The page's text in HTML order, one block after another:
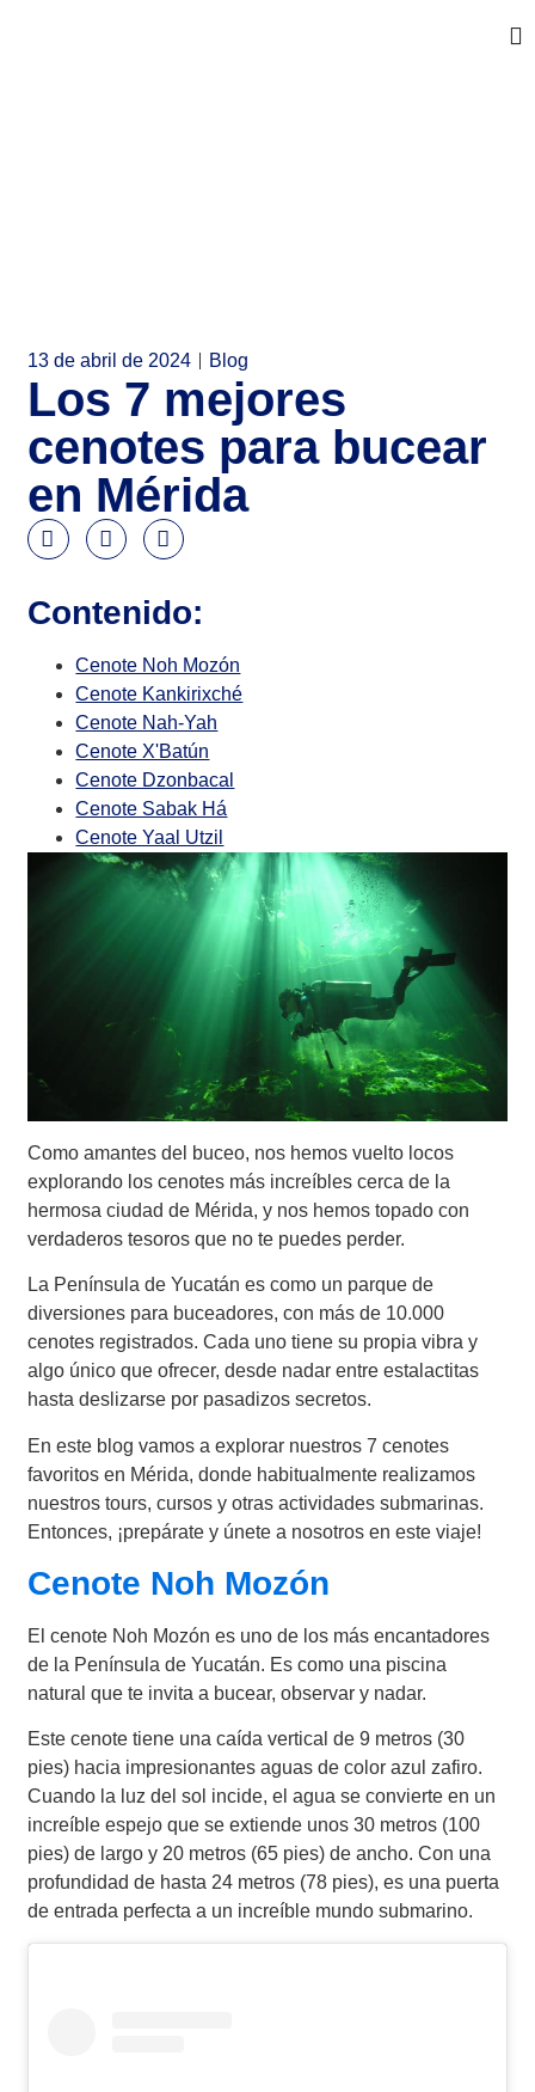
13 de abril de 2024 Blog
Los 7 mejores
cenotes para bucear
en Mérida
Contenido:
Cenote Noh Mozón
Cenote Kankirixché
Cenote Nah-Yah
Cenote X'Batún
Cenote Dzonbacal
Cenote Sabak Há
Cenote Yaal Utzil
Como amantes del buceo, nos hemos vuelto locos
explorando los cenotes más increíbles cerca de la
hermosa ciudad de Mérida, y nos hemos topado con
verdaderos tesoros que no te puedes perder.
La Península de Yucatán es como un parque de
diversiones para buceadores, con más de 10.000
cenotes registrados. Cada uno tiene su propia vibra y
algo único que ofrecer, desde nadar entre estalactitas
hasta deslizarse por pasadizos secretos.
En este blog vamos a explorar nuestros 7 cenotes
favoritos en Mérida, donde habitualmente realizamos
nuestros tours, cursos y otras actividades submarinas.
Entonces, ¡prepárate y únete a nosotros en este viaje!
Cenote Noh Mozón
El cenote Noh Mozón es uno de los más encantadores
de la Península de Yucatán. Es como una piscina
natural que te invita a bucear, observar y nadar.
Este cenote tiene una caída vertical de 9 metros (30
pies) hacia impresionantes aguas de color azul zafiro.
Cuando la luz del sol incide, el agua se convierte en un
increíble espejo que se extiende unos 30 metros (100
pies) de largo y 20 metros (65 pies) de ancho. Con una
profundidad de hasta 24 metros (78 pies), es una puerta
de entrada perfecta a un increíble mundo submarino.